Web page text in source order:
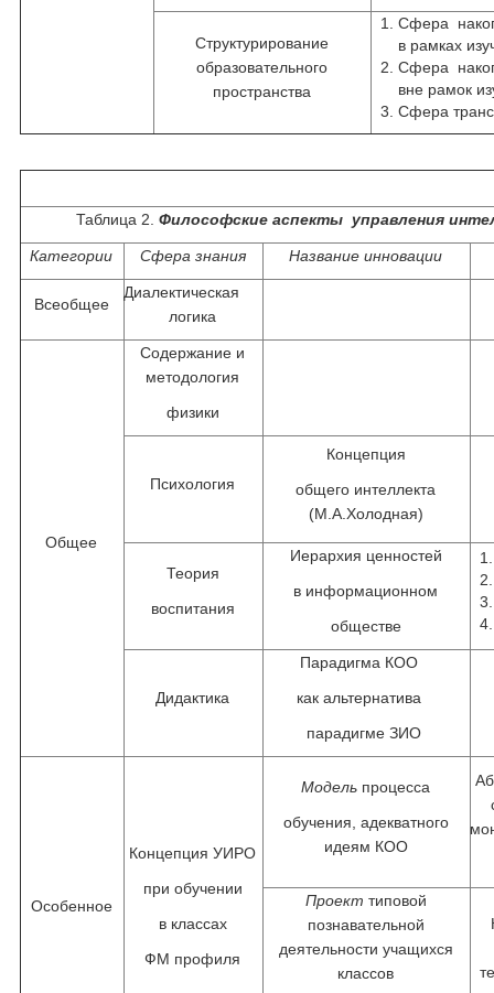
Структурирование
образовательного
пространства
Сфера
в рамках
Сфера
вне рамок
Сфера
Таблица 2.Философские аспекты управления
Категории Сфера знания Название инновации
Всеобщее
Диалектическая
логика
Общее
Содержание и
методология
физики
Психология
Концепция
общего интеллекта
(М.А.Холодная)
Теория
воспитания
Иерархия ценностей
в информационном
обществе
Дидактика
Парадигма КОО
как альтернатива
парадигме ЗИО
Особенное
Концепция УИРО
при обучении
в классах
ФМ профиля
Модель процесса
обучения, адекватного
идеям КОО
Проект типовой
познавательной
деятельности учащихся
классов